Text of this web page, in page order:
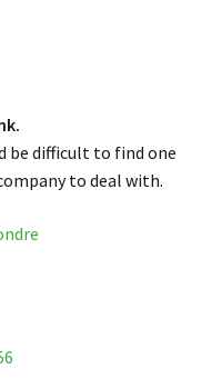
be difficult to find one
to deal with.